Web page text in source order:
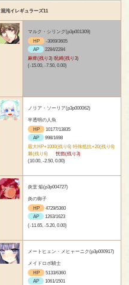
混沌イレギュラーズ11
マルク・シリング(p3p001309)
HP
-3069/3605
AP
2284/2284
麻痺(残り3) 呪縛(残り3)
(-15.00, -7.50, 0.00)
ノリア・ソーリア(p3p000062)
半透明の人魚
HP
10177/13835
AP
998/1698
最大HP+1000(残り6) 特殊抵抗+20(残り6)
棘(残り6)
恍惚(残り3)
(10.00, -2.50, 0.00)
炎堂 焔(p3p004727)
炎の御子
HP
4729/5360
AP
1263/1623
(-11.65, -5.20, 0.00)
メートヒェン・メヒャーニク(p3p000917)
メイドロボ騎士
HP
5133/6360
AP
1061/1501